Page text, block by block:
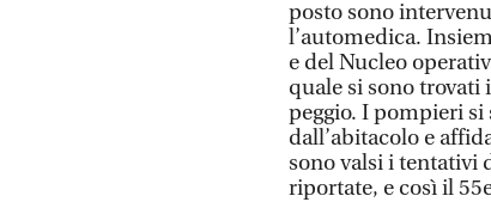
posto sono
l’automedica.
e del Nucleo
quale si sono
peggio. I pompieri
dall’abitacolo e
sono valsi i tentativi
riportate, e così il